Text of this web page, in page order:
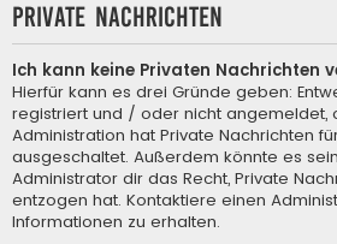
Private Nachrichten
Ich kann keine Privaten Nachrichten
Hierfür kann es drei Gründe geben:
registriert und / oder nicht angemeldet,
Administration hat Private Nachrichten
ausgeschaltet. Außerdem könnte es
Administrator dir das Recht, Private
entzogen hat. Kontaktiere einen
Informationen zu erhalten.